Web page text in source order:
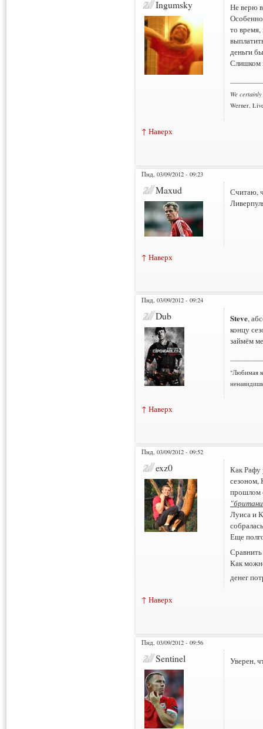
Ingumsky
Не верю
то
деньги
Слишком
We
Werner,
↑ Наверх
Пнд, 03/09/2012 - 09:23
Maxud
Считаю,
↑ Наверх
Пнд, 03/09/2012 - 09:24
Dub Steve,
концу
займём
"Любимая
↑ Наверх
Пнд, 03/09/2012 - 09:52
exz0
Как Рафу
сезоном,
прошлом
Луиса и
Еще
Сравнить
Как
денег
↑ Наверх
Пнд, 03/09/2012 - 09:56
Sentinel Уверен,